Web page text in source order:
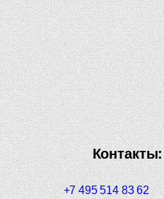
Контакты:
+7 495 514 83 62